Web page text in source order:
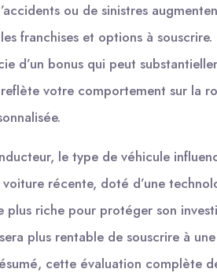
ou de sinistres
franchises et options à
d’un bonus qui peut
votre comportement sur la
le type de véhicule
voiture récente, doté d’une
plus riche pour protéger son
plus rentable de souscrire à
cette évaluation complète